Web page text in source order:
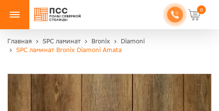
0
Главная SPC ламинат Bronix
Diamoni
SPC ламинат Bronix Diamoni Amata